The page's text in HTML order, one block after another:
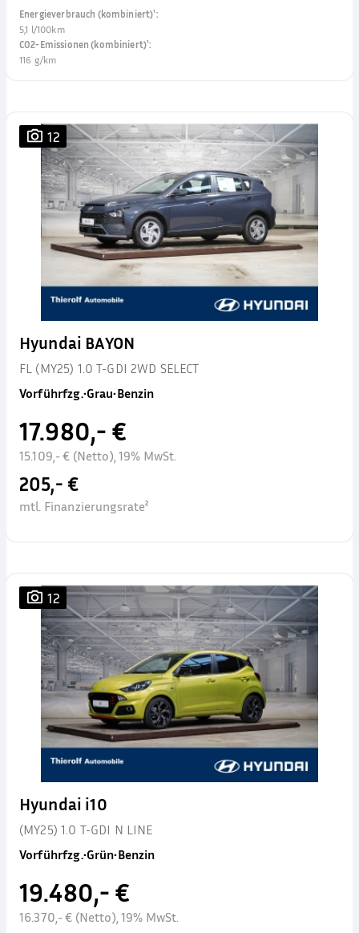
Energieverbrauch (kombiniert)¹:
5,1 l/100km
CO2-Emissionen (kombiniert)¹:
116 g/km
12
Hyundai BAYON
FL (MY25) 1.0 T-GDI 2WD SELECT
Vorführfzg.•Grau•Benzin
17.980,- €
15.109,- € (Netto), 19% MwSt.
205,- €
mtl. Finanzierungsrate²
12
Hyundai i10
(MY25) 1.0 T-GDI N LINE
Vorführfzg.•Grün•Benzin
19.480,- €
16.370,- € (Netto), 19% MwSt.